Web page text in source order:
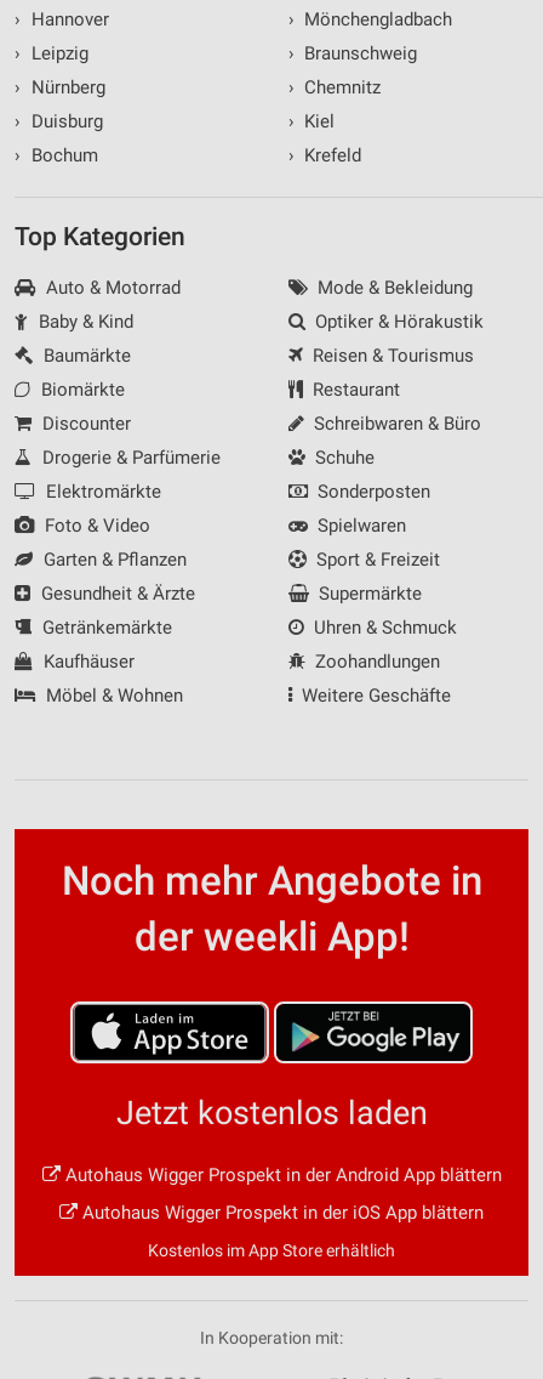
›
Hannover
›
Leipzig
›
Nürnberg
›
Duisburg
›
Bochum
› Mönchengladbach
› Braunschweig
› Chemnitz
› Kiel
› Krefeld
Top Kategorien
Auto & Motorrad
Baby & Kind
Baumärkte
Biomärkte
Discounter
Drogerie & Parfümerie
Elektromärkte
Foto & Video
Garten & Pflanzen
Gesundheit & Ärzte
Getränkemärkte
Kaufhäuser
Möbel & Wohnen
Mode & Bekleidung
Optiker & Hörakustik
Reisen & Tourismus
Restaurant
Schreibwaren & Büro
Schuhe
Sonderposten
Spielwaren
Sport & Freizeit
Supermärkte
Uhren & Schmuck
Zoohandlungen
Weitere Geschäfte
Noch mehr Angebote in
der weekli App!
Jetzt kostenlos laden
Autohaus Wigger Prospekt in der Android App blättern
Autohaus Wigger Prospekt in der iOS App blättern
Kostenlos im App Store erhältlich
In Kooperation mit:
Verwendung von Profilen zur Auswahl
personalisierter Inhalte
Messung der Werbeleistung
Messung der Performance von Inhalten
Kombinationen von Daten aus verschiedenen
Entwicklung und Verbesserung der Angebote
Verwendung reduzierter Daten zur Auswahl von
Inhalten
IAB-Besonderheiten:
Verwendung genauer Standortdaten
Informationen identifizieren
Nicht-IAB-Verarbeitungszwecke:
Notwendig
Performance
Funktional